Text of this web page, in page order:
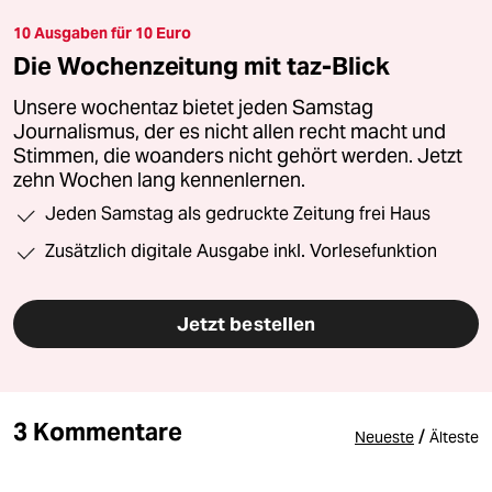
10 Ausgaben für 10 Euro
Die Wochenzeitung mit taz-Blick
Unsere wochentaz bietet jeden Samstag
Journalismus, der es nicht allen recht macht und
Stimmen, die woanders nicht gehört werden. Jetzt
zehn Wochen lang kennenlernen.
Jeden Samstag als gedruckte Zeitung frei Haus
Zusätzlich digitale Ausgabe inkl. Vorlesefunktion
Jetzt bestellen
3 Kommentare Neueste / Älteste